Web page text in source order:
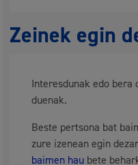
Zeinek egin
Interesdunak edo bera
duenak.
Beste pertsona bat
zure izenean egin
baimen hau bete